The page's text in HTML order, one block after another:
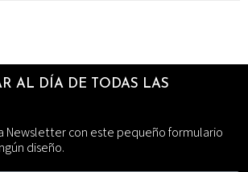
AL DÍA DE TODAS LAS
Newsletter con este pequeño formulario
diseño.